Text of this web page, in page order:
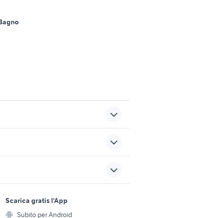
locale commerciale pozzuoli
affitto negozio savona
furgone telonato
Scarica gratis l'App
Subito per Android